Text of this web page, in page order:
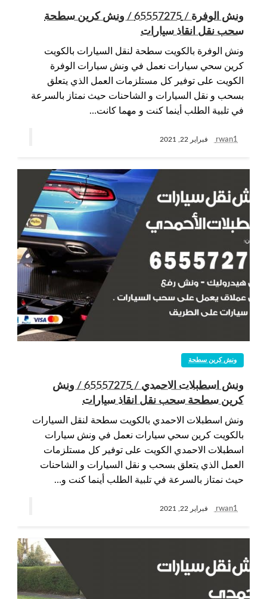
ونش الوفرة / 65557275 / ونش كرين سطحة
سحب نقل انقاذ سيارات
ونش الوفرة بالكويت سطحة لنقل السيارات بالكويت
كرين سحي سيارات نعمل في ونش سيارات الوفرة
الكويت على توفير كل مستلزمات العمل الذي يتعلق
بسحب و نقل السيارات و الشاحنات حيث نمتاز بالسرعة
في تلبية الطلب أينما كنت و مهما كانت…
rwan1 فبراير 22, 2021
ونش كرين سطحة
ونش اسطبلات الاحمدي / 65557275 / ونش
كرين سطحة سحب نقل انقاذ سيارات
ونش اسطبلات الاحمدي بالكويت سطحة لنقل السيارات
بالكويت كرين سحي سيارات نعمل في ونش سيارات
اسطبلات الاحمدي الكويت على توفير كل مستلزمات
العمل الذي يتعلق بسحب و نقل السيارات و الشاحنات
حيث نمتاز بالسرعة في تلبية الطلب أينما كنت و…
rwan1 فبراير 22, 2021